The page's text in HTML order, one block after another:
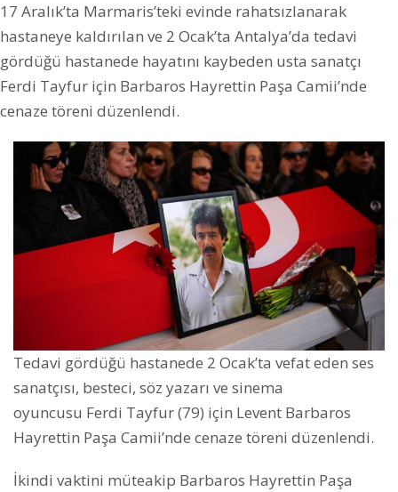
17 Aralık’ta Marmaris’teki evinde rahatsızlanarak
hastaneye kaldırılan ve 2 Ocak’ta Antalya’da tedavi
gördüğü hastanede hayatını kaybeden usta sanatçı
Ferdi Tayfur için Barbaros Hayrettin Paşa Camii’nde
cenaze töreni düzenlendi.
Tedavi gördüğü hastanede 2 Ocak’ta vefat eden ses
sanatçısı, besteci, söz yazarı ve sinema
oyuncusu Ferdi Tayfur (79) için Levent Barbaros
Hayrettin Paşa Camii’nde cenaze töreni düzenlendi.
İkindi vaktini müteakip Barbaros Hayrettin Paşa